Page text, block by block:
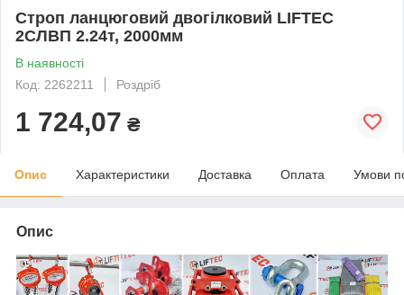
Строп ланцюговий двогілковий LIFTEC
2СЛВП 2.24т, 2000мм
В наявності
Код: 2262211
Роздріб
1 724,07 ₴
Опис Характеристики Доставка Оплата Умови
Опис